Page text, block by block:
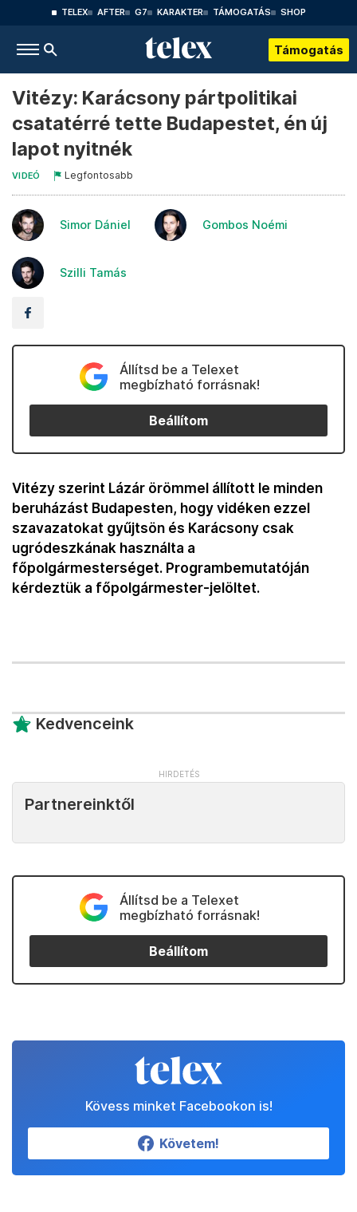
TELEX AFTER G7 KARAKTER TÁMOGATÁS SHOP
Támogatás
Vitézy: Karácsony pártpolitikai
csatatérré tette Budapestet, én új
lapot nyitnék
VIDEÓ Legfontosabb
Simor Dániel Gombos Noémi
Szilli Tamás
Állítsd be a Telexet
megbízható forrásnak!
Beállítom
Vitézy szerint Lázár örömmel állított le minden
beruházást Budapesten, hogy vidéken ezzel
szavazatokat gyűjtsön és Karácsony csak
ugródeszkának használta a
főpolgármesterséget. Programbemutatóján
kérdeztük a főpolgármester-jelöltet.
Kedvenceink
Partnereinktől
Állítsd be a Telexet
megbízható forrásnak!
Beállítom
Kövess minket Facebookon is!
Követem!